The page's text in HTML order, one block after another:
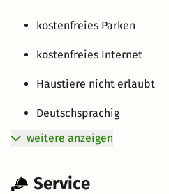
kostenfreies Parken
kostenfreies Internet
Haustiere nicht erlaubt
Deutschsprachig
weitere anzeigen
Service